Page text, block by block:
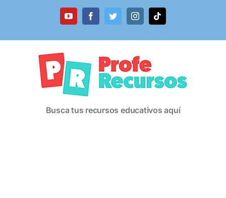
YouTubeFacebookTwitterInstagramTiktok
Busca tus recursos educativos aquí